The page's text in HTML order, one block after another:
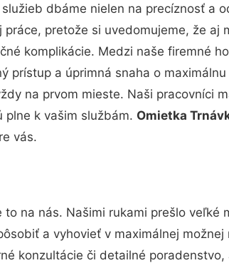
dbáme nielen na precíznosť a
pretože si uvedomujeme, že aj
komplikácie. Medzi naše firemné
prístup a úprimná snaha o
na prvom mieste. Naši pracovníci
plne k vašim službám. Omietka
vás.
to na nás. Našimi rukami prešlo
a vyhovieť v maximálnej
konzultácie či detailné